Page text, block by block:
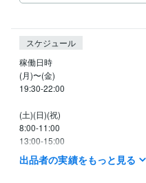
スケジュール
稼働日時
(月)〜(金)
19:30-22:00
(土)(日)(祝)
8:00-11:00
13:00-15:00
19:00-22:00
出品者の実績をもっと見る